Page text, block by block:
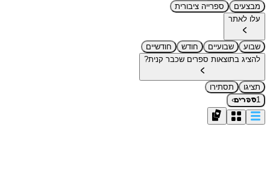
מבצעים
ספרייה ציבורית
עלו לאתר
שבוע שבועיים חודש
חודשיים
להציג בתוצאות ספרים שכבר קנית?
תציגו
תסתירו
1ספרים›